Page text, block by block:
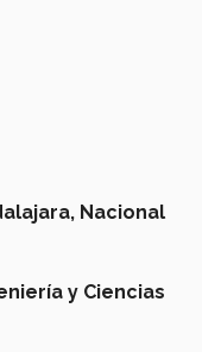
Nacional
y Ciencias